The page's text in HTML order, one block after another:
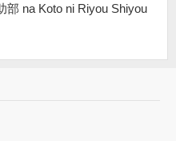
部 na Koto ni Riyou Shiyou